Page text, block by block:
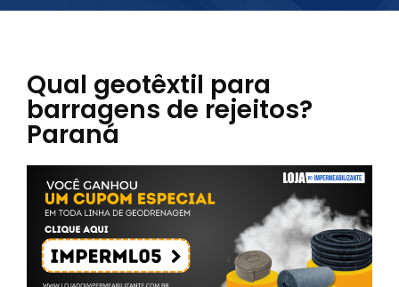
Qual geotêxtil para
barragens de rejeitos?
Paraná